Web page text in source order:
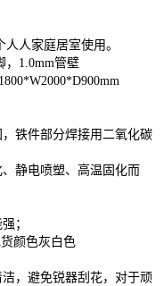
人家庭居室使用。
1.0mm管壁
铁件部分焊接用二氧化碳
静电喷塑、高温固化而
；
颜色灰白色
，避免锐器刮花，对于顽